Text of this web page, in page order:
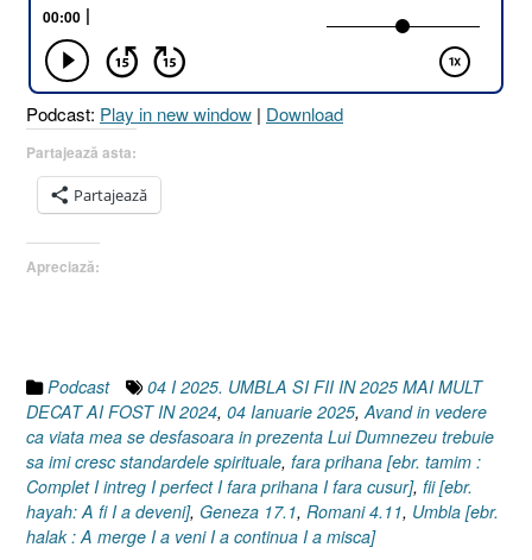
ÎN
2025
MAI
MULT
DECÂT
AI
FOST
ÎN
!
[Geneza
4.11]
04
Ianuarie
2025”
Podcast: Play in new window | Download
Partajează asta:
Partajează
Apreciază:
Podcast
04 I 2025. UMBLA SI FII IN 2025 MAI MULT
DECAT AI FOST IN 2024, 04 Ianuarie 2025, Avand in vedere
ca viata mea se desfasoara in prezenta Lui Dumnezeu trebuie
sa imi cresc standardele spirituale, fara prihana [ebr. tamim :
Complet I intreg I perfect I fara prihana I fara cusur], fii [ebr.
hayah: A fi I a deveni], Geneza 17.1, Romani 4.11, Umbla [ebr.
halak : A merge I a veni I a continua I a misca]